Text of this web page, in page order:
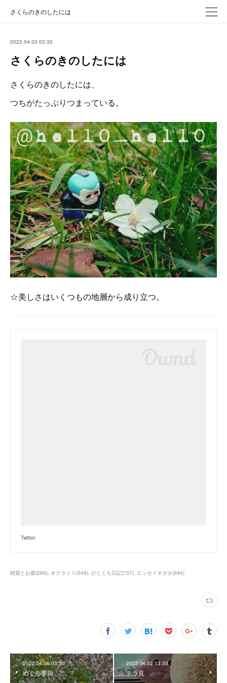
さくらのきのしたには
2022.04.03 03:30
さくらのきのしたには
さくらのきのしたには、
つちがたっぷりつまっている。
☆美しさはいくつもの地層から成り立つ。
Twitter
雑貨とお庭(289) オクライリ(349) ひとくち日記(737) エッセイオガタ(694)
2022.04.06 03:30
めぐる季節
2022.04.02 03:30
チラ見